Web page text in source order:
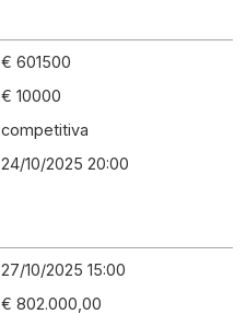
€ 601500
€ 10000
competitiva
24/10/2025 20:00
27/10/2025 15:00
€ 802.000,00